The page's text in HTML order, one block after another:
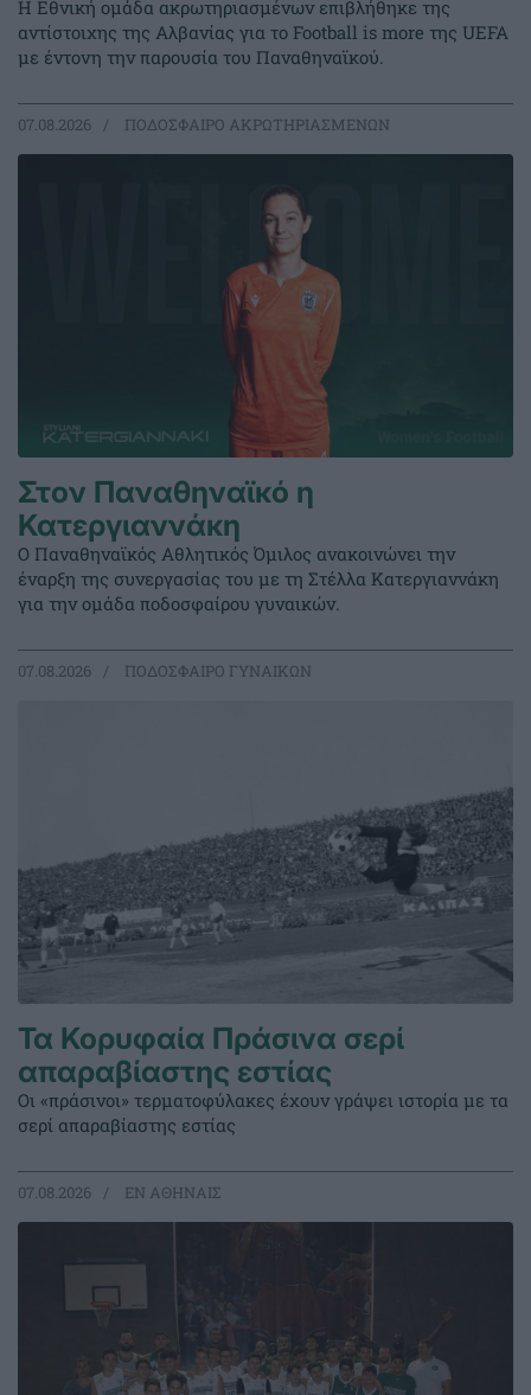
Η Εθνική ομάδα ακρωτηριασμένων επιβλήθηκε της
αντίστοιχης της Αλβανίας για το Football is more της UEFA
με έντονη την παρουσία του Παναθηναϊκού.
07.08.2026 ΠΟΔΟΣΦΑΙΡΟ ΑΚΡΩΤΗΡΙΑΣΜΕΝΩΝ
Στον Παναθηναϊκό η
Κατεργιαννάκη
Ο Παναθηναϊκός Αθλητικός Όμιλος ανακοινώνει την
έναρξη της συνεργασίας του με τη Στέλλα Κατεργιαννάκη
για την ομάδα ποδοσφαίρου γυναικών.
07.08.2026 ΠΟΔΟΣΦΑΙΡΟ ΓΥΝΑΙΚΩΝ
Τα Κορυφαία Πράσινα σερί
απαραβίαστης εστίας
Οι «πράσινοι» τερματοφύλακες έχουν γράψει ιστορία με τα
σερί απαραβίαστης εστίας
07.08.2026 EΝ ΑΘΗΝΑΙΣ